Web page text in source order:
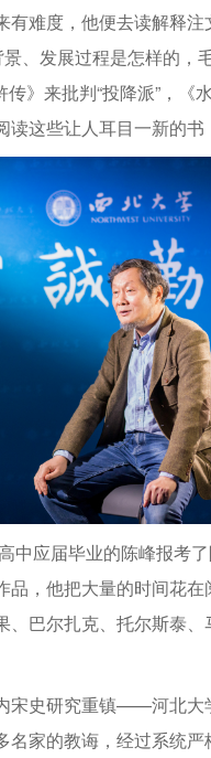
难度，他便去读解释
、发展过程是怎样的，
》来批判“投降派”，
这些让人耳目一新的书
中应届毕业的陈峰报考
，他把大量的时间花
巴尔扎克、托尔斯泰
宋史研究重镇——河北大
家的教诲，经过系统